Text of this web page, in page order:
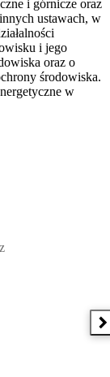
i górnicze oraz
ustawach, w
i jego
oraz o
środowiska.
w